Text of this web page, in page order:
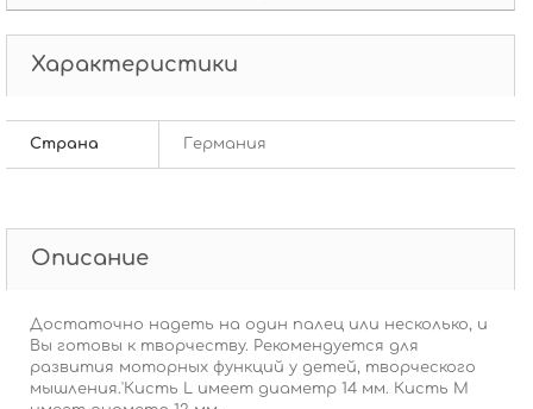
Характеристики
Страна Германия
Описание
Достаточно надеть на один палец или несколько, и
Вы готовы к творчеству. Рекомендуется для
развития моторных функций у детей, творческого
мышления.'Кисть L имеет диаметр 14 мм. Кисть М